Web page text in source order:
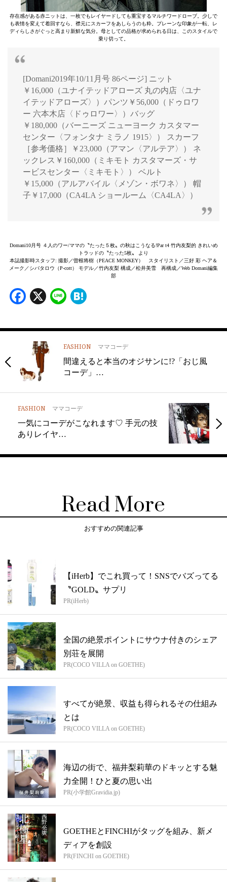
存在感がある赤ニットは、一枚でもレイヤードしても重宝するマルチワードローブ。少しで
も表情を変えて着回すなら、襟元にスカーフをあしらうのも粋。プレーンな印象が一転、レ
ディらしさがぐっと高まり新鮮な気分。母としての品格が求められる日は、このスタイルで
乗り切って。
[Domani2019年10/11月号 86ページ] ニット
￥16,000（ユナイテッドアローズ 丸の内店〈ユナ
イテッドアローズ〉）パンツ￥56,000（ドゥロワ
ー 六本木店〈ドゥロワー〉）バッグ
￥180,000（バーニーズ ニューヨーク カスタマー
センター〈フォンタナ ミラノ 1915〉） スカーフ
［参考価格］￥23,000（アマン〈アルテア〉） ネ
ックレス￥160,000（ミキモト カスタマーズ・サ
ービスセンター〈ミキモト〉） ベルト
￥15,000（アルアバイル〈メゾン・ボワネ〉） 帽
子￥17,000（CA4LA ショールーム〈CA4LA〉）
Domani10月号 ４人のワー/ママの〝たった５枚〟の秋はこうなる!Par t4 竹内友梨的 きれいめ
トラッドの〝たった5枚〟 より
本誌撮影時スタッフ: 撮影／曽根将樹（PEACE MONKEY） スタイリスト／三好 彩 ヘア＆
メーク／シバタロウ（P-cott） モデル／竹内友梨 構成／松井美雪 再構成／Web Domani編集
部
Facebook
X Line
FASHION ママコーデ
間違えると本当のオジサンに!?「おじ風
コーデ」…
FASHION ママコーデ
一気にコーデがこなれます♡ 手元の技
ありレイヤ…
Read More
おすすめの関連記事
【iHerb】でこれ買って！SNSでバズってる
〝GOLD〟サプリ
PR(iHerb)
全国の絶景ポイントにサウナ付きのシェア
別荘を展開
PR(COCO VILLA on GOETHE)
すべてが絶景、収益も得られるその仕組み
とは
PR(COCO VILLA on GOETHE)
海辺の街で、福井梨莉華のドキッとする魅
力全開！ひと夏の思い出
PR(小学館Gravidia.jp)
GOETHEとFINCHIがタッグを組み、新メ
ディアを創設
PR(FINCHI on GOETHE)